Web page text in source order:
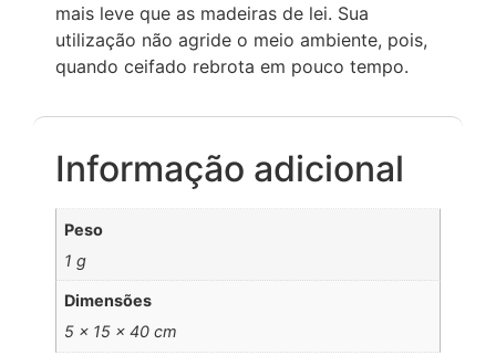
mais leve que as madeiras de lei. Sua
utilização não agride o meio ambiente, pois,
quando ceifado rebrota em pouco tempo.
Informação adicional
Peso
1 g
Dimensões
5 × 15 × 40 cm